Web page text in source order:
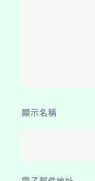
顯示名稱